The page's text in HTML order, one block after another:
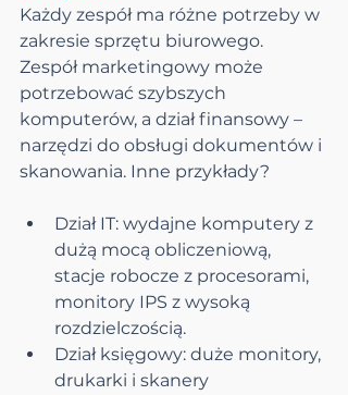
Każdy zespół ma różne potrzeby w
zakresie sprzętu biurowego.
Zespół marketingowy może
potrzebować szybszych
komputerów, a dział finansowy –
narzędzi do obsługi dokumentów i
skanowania. Inne przykłady?
Dział IT: wydajne komputery z
dużą mocą obliczeniową,
stacje robocze z procesorami,
monitory IPS z wysoką
rozdzielczością.
Dział księgowy: duże monitory,
drukarki i skanery